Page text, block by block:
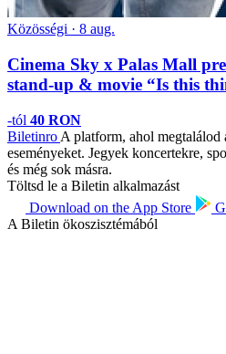
Közösségi · 8 aug.
Cinema Sky x Palas Mall
stand-up & movie “Is this
-tól 40 RON
Biletinro A platform, ahol megtalálod
eseményeket. Jegyek koncertekre,
és még sok másra.
Töltsd le a Biletin alkalmazást
Download on the App Store
A Biletin ökoszisztémából